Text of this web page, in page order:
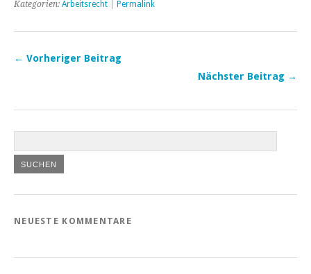
Kategorien: Arbeitsrecht Permalink
← Vorheriger Beitrag
Nächster Beitrag →
NEUESTE KOMMENTARE